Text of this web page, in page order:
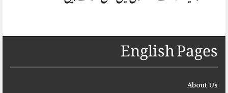
English Pages
About Us